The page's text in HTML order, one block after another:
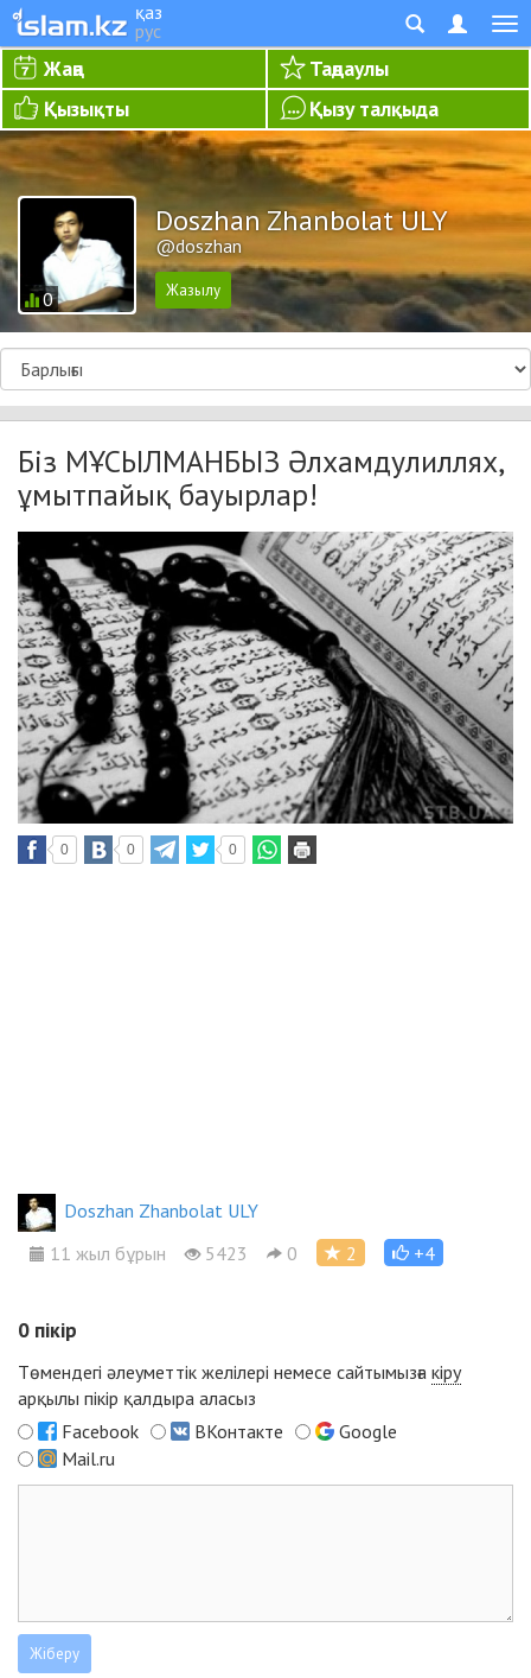
қаз
рус
Жаңа
Таңдаулы
Қызықты
Қызу талқыда
0
Doszhan Zhanbolat ULY
@doszhan
Біз МҰСЫЛМАНБЫЗ Әлхамдулиллях,
ұмытпайық бауырлар!
0 0 0
Doszhan Zhanbolat ULY
11 жыл бұрын
5423 0 2 +4
0 пікір
Төмендегі әлеуметтік желілері немесе сайтымызға кіру
арқылы пікір қалдыра аласыз
Facebook
ВКонтакте
Google
Mail.ru